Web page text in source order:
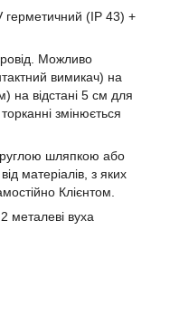
(IP 43) +
Можливо
вимикач) на
на відстані 5 см для
змінюється
шляпкою або
матеріалів, з яких
Клієнтом.
металеві вуха